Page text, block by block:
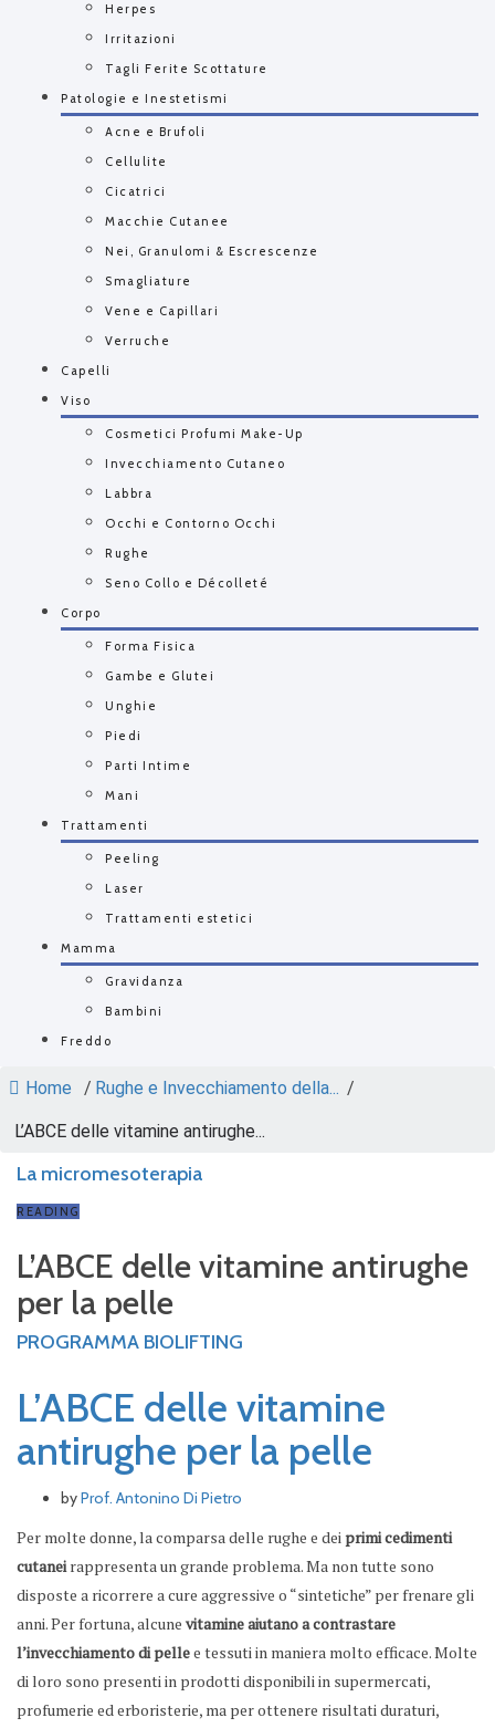
Herpes
Irritazioni
Tagli Ferite Scottature
Patologie e Inestetismi
Acne e Brufoli
Cellulite
Cicatrici
Macchie Cutanee
Nei, Granulomi & Escrescenze
Smagliature
Vene e Capillari
Verruche
Capelli
Viso
Cosmetici Profumi Make-Up
Invecchiamento Cutaneo
Labbra
Occhi e Contorno Occhi
Rughe
Seno Collo e Décolleté
Corpo
Forma Fisica
Gambe e Glutei
Unghie
Piedi
Parti Intime
Mani
Trattamenti
Peeling
Laser
Trattamenti estetici
Mamma
Gravidanza
Bambini
Freddo
Home / Rughe e Invecchiamento della... /
L’ABCE delle vitamine antirughe...
La micromesoterapia
READING
L’ABCE delle vitamine antirughe
per la pelle
PROGRAMMA BIOLIFTING
L’ABCE delle vitamine
antirughe per la pelle
byProf. Antonino Di Pietro
Per molte donne, la comparsa delle rughe e deiprimi cedimenti
cutaneirappresenta un grande problema. Ma non tutte sono
disposte a ricorrere a cure aggressive o “sintetiche” per frenare gli
anni. Per fortuna, alcune vitamine aiutano a contrastare
l’invecchiamento di pellee tessuti in maniera molto efficace. Molte
di loro sono presenti in prodotti disponibili in supermercati,
profumerie ed erboristerie, ma per ottenere risultati duraturi,